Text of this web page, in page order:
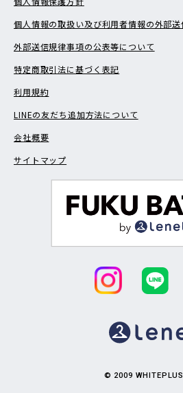
個人情報の取扱い及び利用者情報の外部
外部送信規律事項の公表等について
特定商取引法に基づく表記
利用規約
LINEの友だち追加方法について
会社概要
サイトマップ
© 2009